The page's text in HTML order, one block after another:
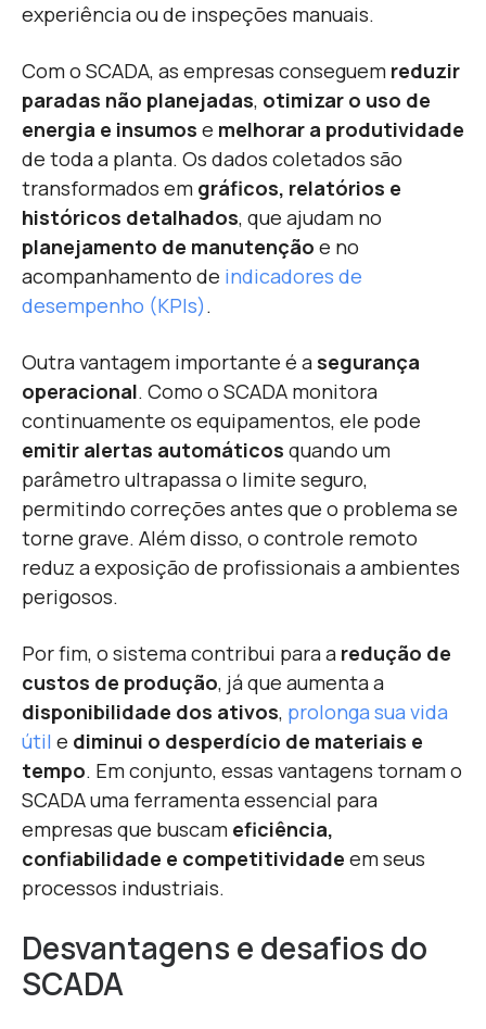
experiência ou de inspeções manuais.
Com o SCADA, as empresas conseguem reduzir
paradas não planejadas, otimizar o uso de
energia e insumos e melhorar a produtividade
de toda a planta. Os dados coletados são
transformados em gráficos, relatórios e
históricos detalhados, que ajudam no
planejamento de manutenção e no
acompanhamento de indicadores de
desempenho (KPIs).
Outra vantagem importante é a segurança
operacional. Como o SCADA monitora
continuamente os equipamentos, ele pode
emitir alertas automáticos quando um
parâmetro ultrapassa o limite seguro,
permitindo correções antes que o problema se
torne grave. Além disso, o controle remoto
reduz a exposição de profissionais a ambientes
perigosos.
Por fim, o sistema contribui para a redução de
custos de produção, já que aumenta a
disponibilidade dos ativos, prolonga sua vida
útil e diminui o desperdício de materiais e
tempo. Em conjunto, essas vantagens tornam o
SCADA uma ferramenta essencial para
empresas que buscam eficiência,
confiabilidade e competitividade em seus
processos industriais.
Desvantagens e desafios do
SCADA